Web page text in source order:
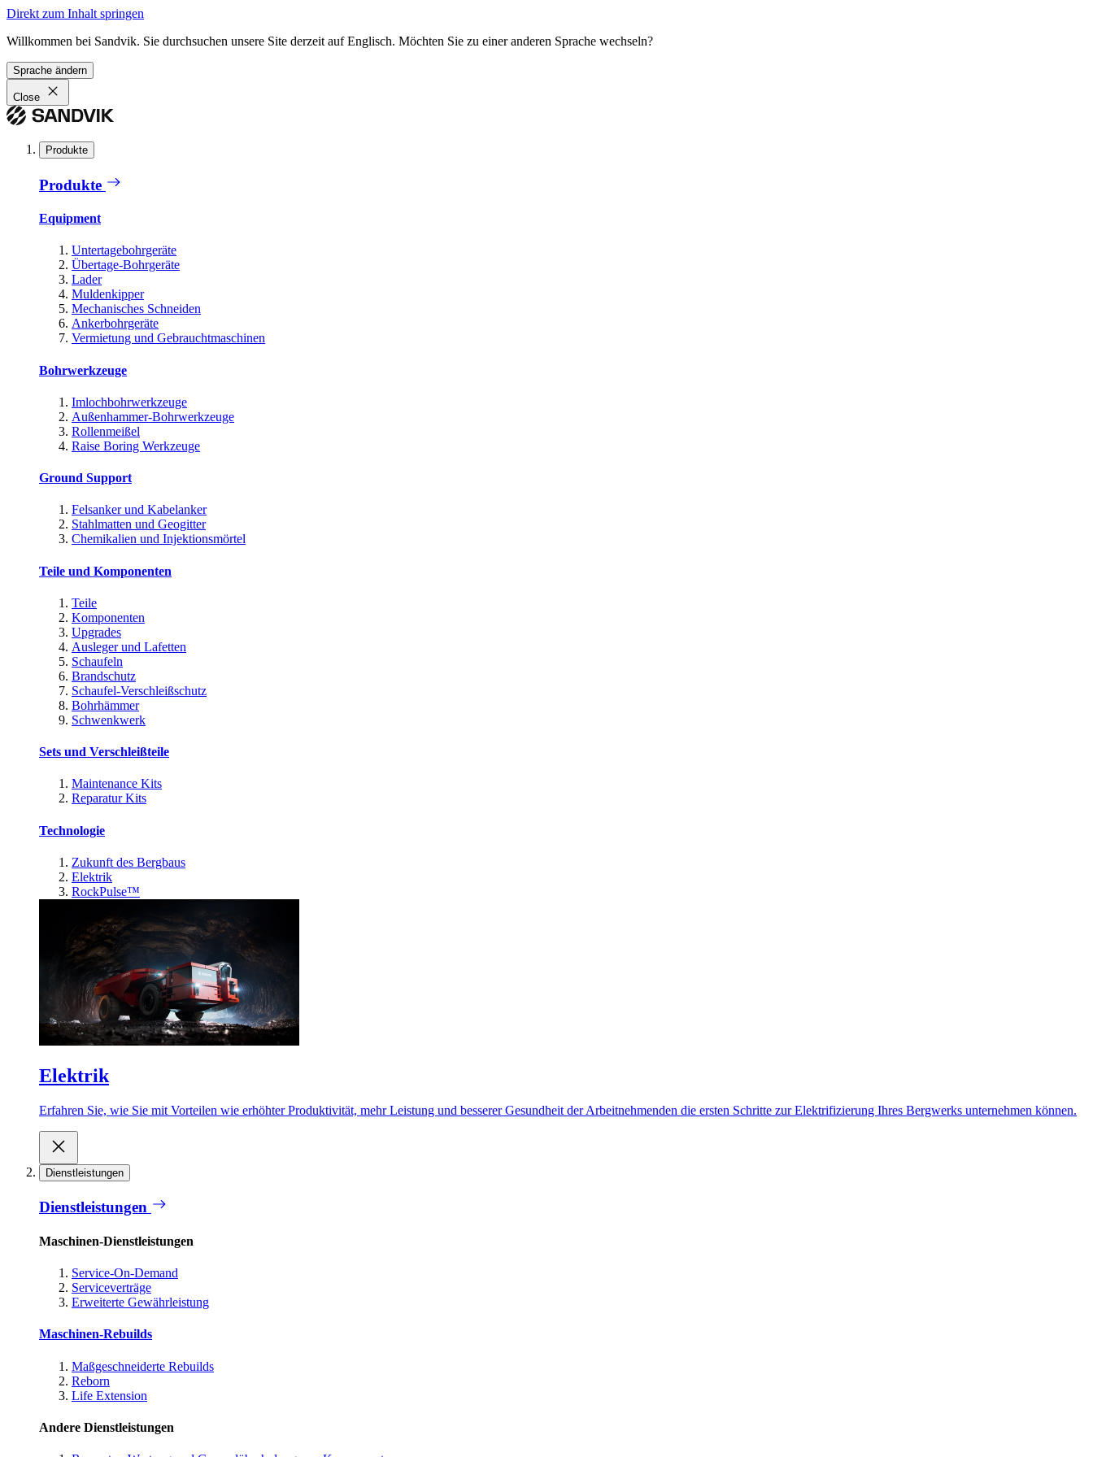
Direkt zum Inhalt springen
Willkommen bei Sandvik. Sie durchsuchen unsere Site derzeit auf Englisch. Möchten Sie zu einer anderen Sprache wechseln?
Sprache ändern
Close
Produkte
Produkte
Equipment
Untertagebohrgeräte
Übertage-Bohrgeräte
Lader
Muldenkipper
Mechanisches Schneiden
Ankerbohrgeräte
Vermietung und Gebrauchtmaschinen
Bohrwerkzeuge
Imlochbohrwerkzeuge
Außenhammer-Bohrwerkzeuge
Rollenmeißel
Raise Boring Werkzeuge
Ground Support
Felsanker und Kabelanker
Stahlmatten und Geogitter
Chemikalien und Injektionsmörtel
Teile und Komponenten
Teile
Komponenten
Upgrades
Ausleger und Lafetten
Schaufeln
Brandschutz
Schaufel-Verschleißschutz
Bohrhämmer
Schwenkwerk
Sets und Verschleißteile
Maintenance Kits
Reparatur Kits
Technologie
Zukunft des Bergbaus
Elektrik
RockPulse™
Elektrik
Erfahren Sie, wie Sie mit Vorteilen wie erhöhter Produktivität, mehr Leistung und besserer Gesundheit der Arbeitnehmenden die ersten Schritte zur Elektrifizierung Ihres Bergwerks unternehmen können.
Dienstleistungen
Dienstleistungen
Maschinen-Dienstleistungen
Service-On-Demand
Serviceverträge
Erweiterte Gewährleistung
Maschinen-Rebuilds
Maßgeschneiderte Rebuilds
Reborn
Life Extension
Andere Dienstleistungen